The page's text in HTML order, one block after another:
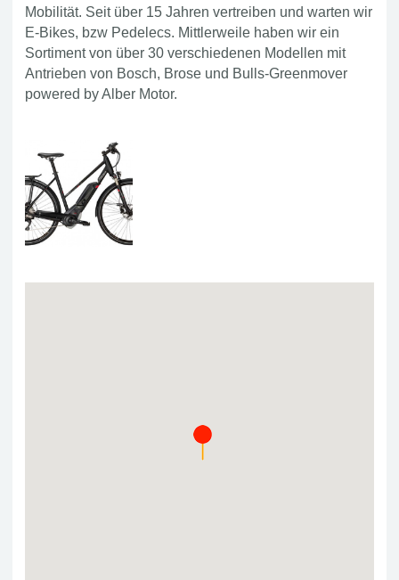
Mobilität. Seit über 15 Jahren vertreiben und warten wir
E-Bikes, bzw Pedelecs. Mittlerweile haben wir ein
Sortiment von über 30 verschiedenen Modellen mit
Antrieben von Bosch, Brose und Bulls-Greenmover
powered by Alber Motor.